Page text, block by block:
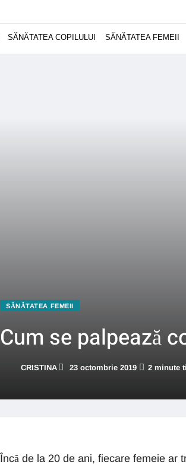
SĂNĂTATEA COPILULUI SĂNĂTATEA FEMEII
SĂNĂTATEA FEMEII
Cum se palpează
CRISTINA 23 octombrie 2019 2 minute
Încă de la 20 de ani, fiecare femeie ar